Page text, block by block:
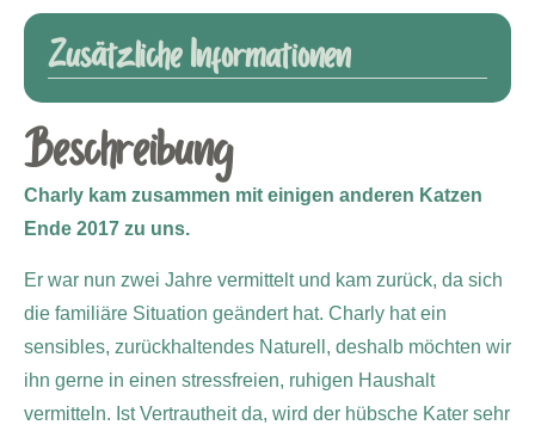
Zusätzliche Informationen
Beschreibung
Charly kam zusammen mit einigen anderen Katzen
Ende 2017 zu uns.
Er war nun zwei Jahre vermittelt und kam zurück, da sich
die familiäre Situation geändert hat. Charly hat ein
sensibles, zurückhaltendes Naturell, deshalb möchten wir
ihn gerne in einen stressfreien, ruhigen Haushalt
vermitteln. Ist Vertrautheit da, wird der hübsche Kater sehr